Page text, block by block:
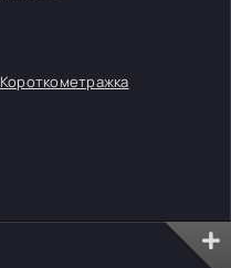
Короткометражка